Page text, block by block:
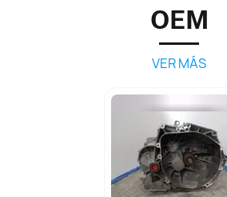
OEM
VER MÁS